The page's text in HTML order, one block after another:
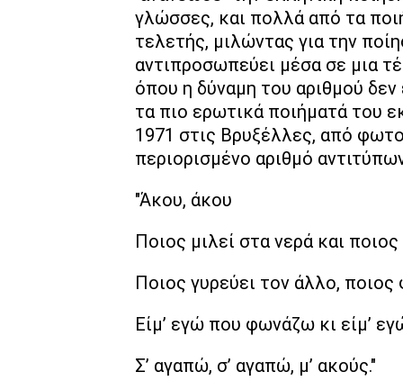
γλώσσες, και πολλά από τα
τελετής, μιλώντας για την
αντιπροσωπεύει μέσα σε μια
όπου η δύναμη του αριθμού
τα πιο ερωτικά ποιήματά του
1971 στις Βρυξέλλες, από
περιορισμένο αριθμό
"Άκου, άκου
Ποιος μιλεί στα νερά και
Ποιος γυρεύει τον άλλο,
Είμ’ εγώ που φωνάζω κι είμ’
Σ’ αγαπώ, σ’ αγαπώ, μ’ ακούς."